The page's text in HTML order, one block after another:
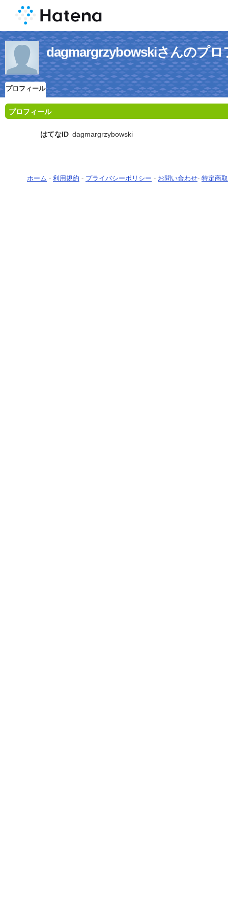
dagmargrzybowskiさんのプロ
プロフィール
プロフィール
はてなID dagmargrzybowski
ホーム - 利用規約 - プライバシーポリシー - お問い合わせ- 特定商